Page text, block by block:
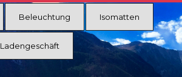
Beleuchtung Isomatten
Ladengeschäft